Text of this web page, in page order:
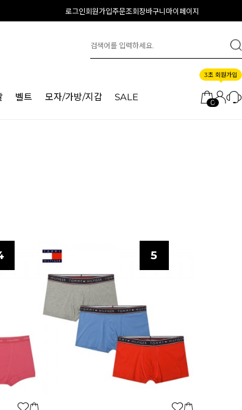
로그인회원가입주문조회장바구니 마이페이지
벨트 모자/가방/지갑 SALE 0
3초 회원가입
5